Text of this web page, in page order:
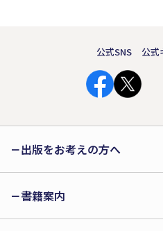
公式SNS 公式
出版をお考えの方へ
書籍案内